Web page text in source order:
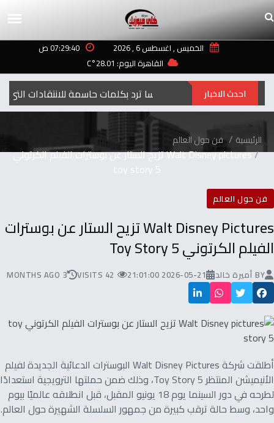
الخميس , اغسطس 6 , 2026
07:29:40 ص
القاهرة اليوم: 28.01°C
احدث الاخبار
الرئيسية فن حول العالم
Walt Disney pictures تزيح الستار عن بوسترات الفيلم الكرتوني
toy story 5
فن حول العالم
Walt Disney Pictures تزيح الستار عن بوسترات
الفيلم الكرتوني Toy Story 5
BY أميرة خالد 2026-05-21 21:01:00
42 VISITS
3 MONTHS AGO
أطلقت شركة Walt Disney Pictures البوسترات الدعائية الجديدة لفيلم
الأنيميشن المنتظر Toy Story 5، وذلك ضمن حملتها الترويجية استعدادًا
لطرحه في دور السينما يوم 18 يونيو المقبل، قبل انطلاقه عالميًا بيوم
واحد، وسط حالة ترقب كبيرة من جمهور السلسلة الشهيرة حول العالم.